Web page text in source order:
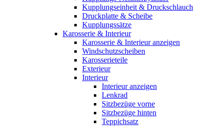
Kupplungseinheit & Druckschlauch
Druckplatte & Scheibe
Kupplungssätze
Karosserie & Interieur
Karosserie & Interieur anzeigen
Windschutzscheiben
Karosserieteile
Exterieur
Interieur
Interieur anzeigen
Lenkrad
Sitzbezüge vorne
Sitzbezüge hinten
Teppichsatz